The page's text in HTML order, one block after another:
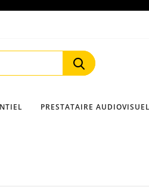
PRESTATAIRE AUDIOVISUEL